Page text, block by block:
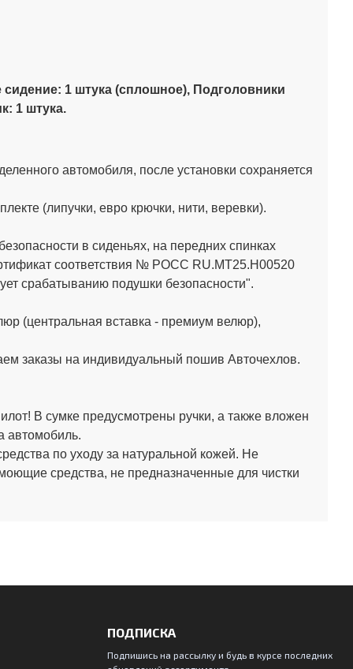
сидение: 1 штука (сплошное), Подголовники
1 штука.
автомобиля, после установки сохраняется
(липучки, евро крючки, нити, веревки).
в сиденьях, на передних спинках
соответствия № РОСС RU.МТ25.Н00520
срабатыванию подушки безопасности".
(центральная вставка - премиум велюр),
заказы на индивидуальный пошив Авточехлов.
В сумке предусмотрены ручки, а также вложен
автомобиль.
по уходу за натуральной кожей. Не
средства, не предназначенные для чистки
ПОДПИСКА
Подпишись на рассылку и будь в курсе последних